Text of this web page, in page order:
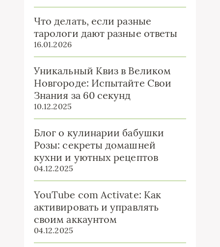
Что делать, если разные
тарологи дают разные ответы
16.01.2026
Уникальный Квиз в Великом
Новгороде: Испытайте Свои
Знания за 60 секунд
10.12.2025
Блог о кулинарии бабушки
Розы: секреты домашней
кухни и уютных рецептов
04.12.2025
YouTube com Activate: Как
активировать и управлять
своим аккаунтом
04.12.2025